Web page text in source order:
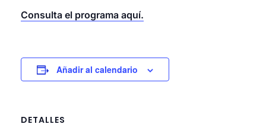
Consulta el programa aquí.
Añadir al calendario
DETALLES